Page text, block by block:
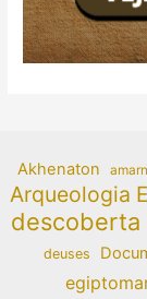
Akhenaton
Arqueologia
descoberta
deuses